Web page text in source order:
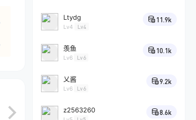
Ltydg
Lv4 Lv4
11.9k
羡鱼
Lv6 Lv6
10.1k
乂酱
Lv6 Lv6
9.2k
z2563260 8.6k